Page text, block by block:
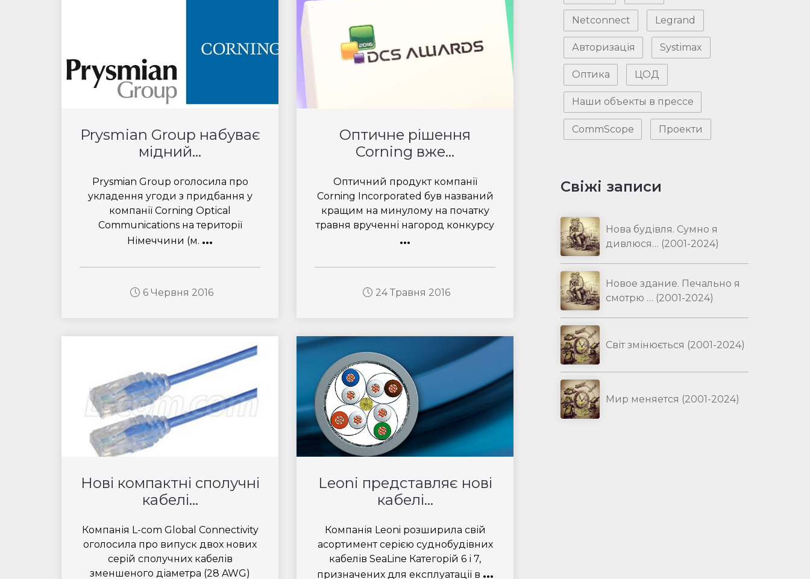
Prysmian Group набуває
мідний...
Prysmian Group оголосила про
укладення угоди з придбання у
компанії Corning Optical
Communications на території
Німеччини (м. ...
6 Червня 2016
Оптичне рішення
Corning вже...
Оптичний продукт компанії
Corning Incorporated був названий
кращим на минулому на початку
травня врученні нагород конкурсу
...
24 Травня 2016
Нові компактні сполучні
кабелі...
Компанія L-com Global Connectivity
оголосила про випуск двох нових
серій сполучних кабелів
зменшеного діаметра (28 AWG)
Leoni представляє нові
кабелі...
Компанія Leoni розширила свій
асортимент серією суднобудівних
кабелів SeaLine Категорій 6 і 7,
призначених для експлуатації в ...
Netconnect Legrand
Авторизація Systimax
Оптика ЦОД
Наши объекты в прессе
CommScope Проекти
Свіжі записи
Нова будівля. Сумно я
дивлюся… (2001-2024)
Новое здание. Печально я
смотрю … (2001-2024)
Світ змінюється (2001-2024)
Мир меняется (2001-2024)